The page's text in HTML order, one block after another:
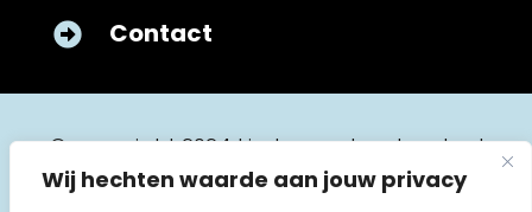
Wij hechten waarde aan jouw privacy
 Contact
© copyright 2024 kinderverpleegkunde.nl